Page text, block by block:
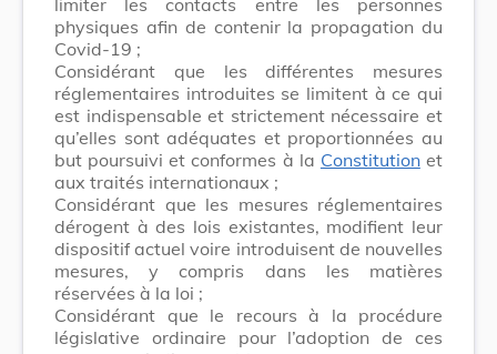
physiques afin de contenir la propagation du
Covid-19 ;
Considérant que les différentes mesures
réglementaires introduites se limitent à ce qui
est indispensable et strictement nécessaire et
qu’elles sont adéquates et proportionnées au
but poursuivi et conformes à la Constitutionet
aux traités internationaux ;
Considérant que les mesures réglementaires
dérogent à des lois existantes, modifient leur
dispositif actuel voire introduisent de nouvelles
mesures, y compris dans les matières
réservées à la loi ;
Considérant que le recours à la procédure
législative ordinaire pour l’adoption de ces